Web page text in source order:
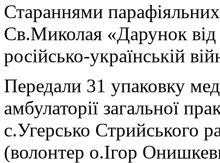
Стараннями
Св.Миколая «Дарунок
російсько-українській
Передали 31 упаковку
амбулаторії загальної
с.Угерсько Стрийського
(волонтер о.Ігор